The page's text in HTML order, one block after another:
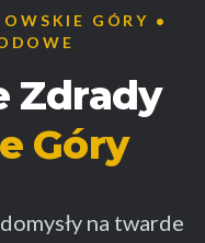
GÓRY •
Zdrady
Góry
na twarde